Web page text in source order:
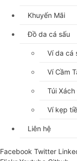
Khuyến Mãi
Đồ da cá sấu
Ví da cá
Ví Cầm
Túi
Ví kẹp
Liên hệ
Facebook Twitter